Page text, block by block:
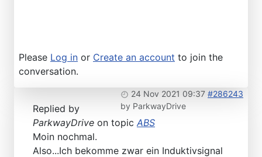
Please Log in or Create an account to join the
conversation.
24 Nov 2021 09:37 #286243
by ParkwayDrive
Replied by
ParkwayDrive on topic ABS
Moin nochmal.
Also...Ich bekomme zwar ein Induktivsignal